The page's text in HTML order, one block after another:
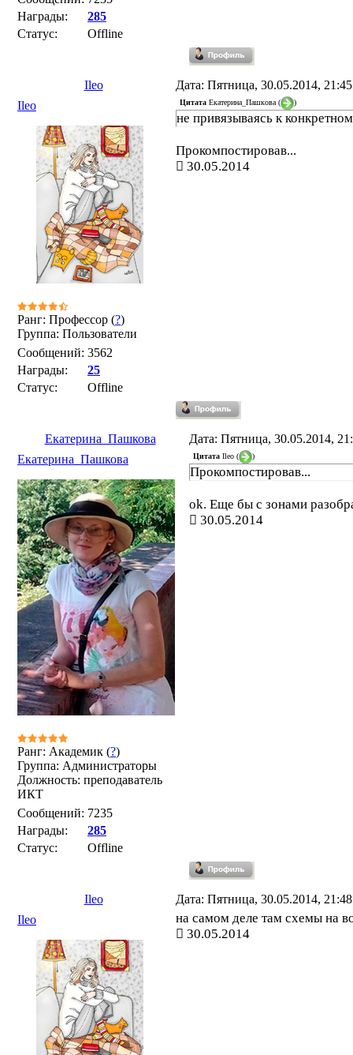
Награды:
285
Статус:
Offline
Ileo
Дата: Пятница, 30.05.2014,
Ileo
Ранг: Профессор (?)
Группа: Пользователи
Сообщений: 3562
Награды:
25
Статус:
Offline
Цитата Екатерина_Пашкова ( )
не привязываясь к
Прокомпостировав...
30.05.2014
Екатерина_Пашкова
Дата: Пятница, 30.05.2014,
Екатерина_Пашкова
Ранг: Академик (?)
Группа: Администраторы
Должность: преподаватель
ИКТ
Сообщений: 7235
Награды:
285
Статус:
Offline
Цитата Ileo ( )
Прокомпостировав...
ok. Еще бы с зонами
30.05.2014
Ileo
Дата: Пятница, 30.05.2014,
Ileo
на самом деле там схемы на
30.05.2014